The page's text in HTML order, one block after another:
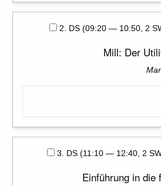
2. DS (09:20 — 10:50, 2
Mill: Der
3. DS (11:10 — 12:40, 2
Einführung in